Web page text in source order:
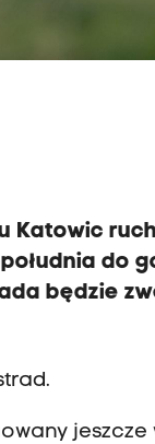
Katowic
do
będzie
jeszcze